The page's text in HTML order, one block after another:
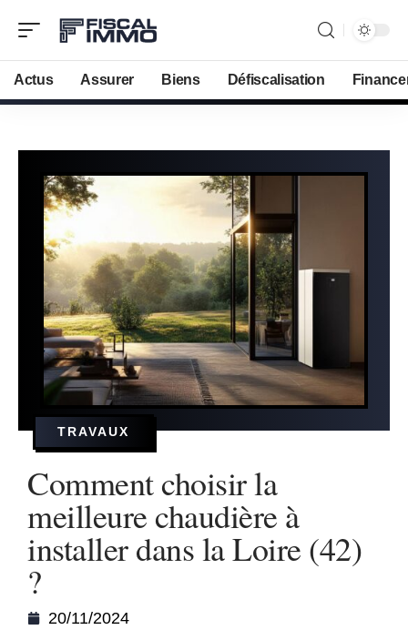
Actus Assurer Biens Défiscalisation
TRAVAUX
Comment choisir la
meilleure chaudière à
installer dans la Loire (42)
?
20/11/2024